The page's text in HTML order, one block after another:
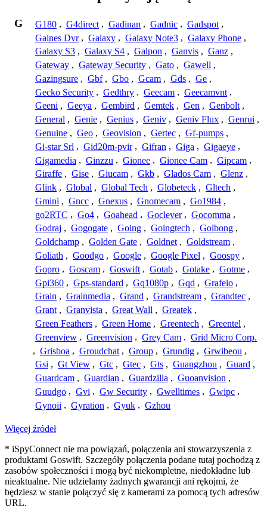
G G180 , G4direct , Gadinan , Gadnic , Gadspot ,
Gaines Dvr , Galaxy , Galaxy Note3 , Galaxy Phone ,
Galaxy S3 , Galaxy S4 , Galpon , Ganvis , Ganz ,
Gateway , Gateway Security , Gato , Gawell ,
Gazingsure , Gbf , Gbo , Gcam , Gds , Ge ,
Gecko Security , Gedthry , Geecam , Geecamvnt ,
Geeni , Geeya , Gembird , Gemtek , Gen , Genbolt ,
General , Genie , Genius , Geniv , Geniv Flux , Genrui ,
Genuine , Geo , Geovision , Gertec , Gf-pumps ,
Gi-star Srl , Gid20m-pvir , Gifran , Giga , Gigaeye ,
Gigamedia , Ginzzu , Gionee , Gionee Cam , Gipcam ,
Giraffe , Gise , Giucam , Gkb , Glados Cam , Glenz ,
Glink , Global , Global Tech , Globeteck , Gltech ,
Gmini , Gncc , Gnexus , Gnomecam , Go1984 ,
go2RTC , Go4 , Goahead , Goclever , Gocomma ,
Godraj , Gogogate , Going , Goingtech , Golbong ,
Goldchamp , Golden Gate , Goldnet , Goldstream ,
Goliath , Goodgo , Google , Google Pixel , Goospy ,
Gopro , Goscam , Goswift , Gotab , Gotake , Gotme ,
Gpi360 , Gps-standard , Gq1080p , Gqd , Grafeio ,
Grain , Grainmedia , Grand , Grandstream , Grandtec ,
Grant , Granvista , Great Wall , Greatek ,
Green Feathers , Green Home , Greentech , Greentel ,
Greenview , Greenvision , Grey Cam , Grid Micro Corp.
, Grisboa , Groudchat , Group , Grundig , Grwibeou ,
Gsi , Gt View , Gtc , Gtec , Gts , Guangzhou , Guard ,
Guardcam , Guardian , Guardzilla , Guoanvision ,
Guudgo , Gvi , Gw Security , Gwelltimes , Gwipc ,
Gynoii , Gyration , Gyuk , Gzhou
Więcej źródeł
* iSpyConnect nie ma powiązań, połączenia ani stowarzyszenia z
produktami Goswift. Szczegóły połączenia podane tutaj pochodzą z
zasobów społeczności i mogą być niekompletne, niedokładne lub
nieaktualne. Nie udzielamy żadnych gwarancji ani rękojmi, że
będziesz w stanie połączyć się z kamerami za pomocą tych adresów
URL.